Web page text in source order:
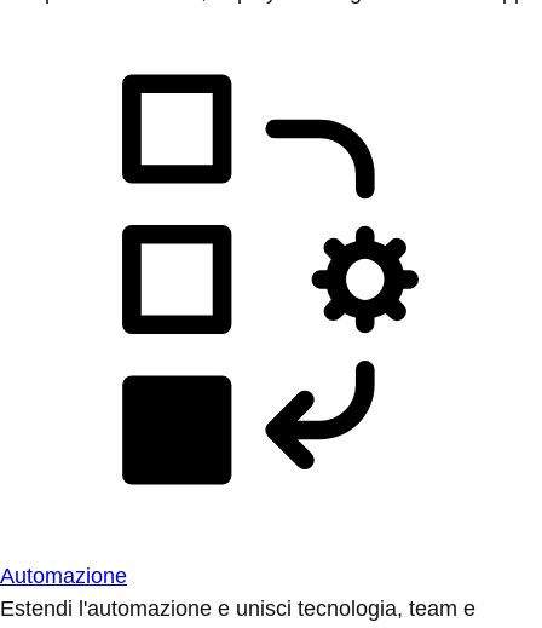
Automazione
Estendi l'automazione e unisci tecnologia, team e